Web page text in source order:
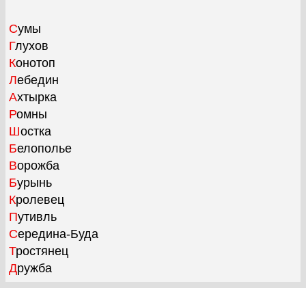
Сумы
Глухов
Конотоп
Лебедин
Ахтырка
Ромны
Шостка
Белополье
Ворожба
Бурынь
Кролевец
Путивль
Середина-Буда
Тростянец
Дружба